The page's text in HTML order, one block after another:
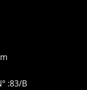
:83/B